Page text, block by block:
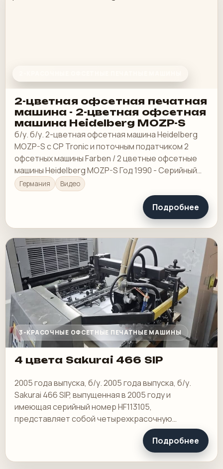
2-цветная офсетная печатная
машина - 2-цветная офсетная
машина Heidelberg MOZP-S
б/у. б/у. 2-цветная офсетная машина Heidelberg
MOZP-S с CP Tronic и поточным податчиком 2
офсетных машины Farben / 2 цветные офсетные
машины Heidelberg MOZP-S Год 1990 - Серийный
номер. 610975
Германия Видео
Подробнее
3-КРАСОЧНЫЕ ОФСЕТНЫЕ ПЕЧАТНЫЕ МАШИНЫ
4 цвета Sakurai 466 SIP
2005 года выпуска, б/у. 2005 года выпуска, б/у.
Sakurai 466 SIP, выпущенная в 2005 году и
имеющая серийный номер HF113105,
представляет собой четырехкрасочную
офсетную машину с максимальным размером
Подробнее